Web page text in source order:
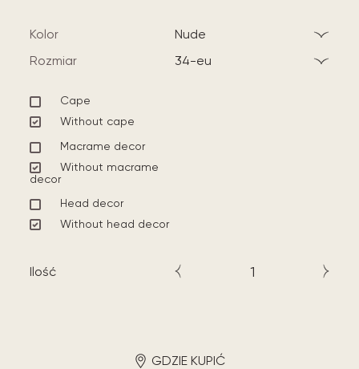
Kolor
nude
Rozmiar
34-eu
Cape
Without cape
Macrame decor
Without macrame
decor
Head decor
Without head decor
Ilość
GDZIE KUPIĆ